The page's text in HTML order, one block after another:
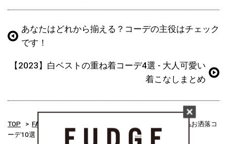
あなたはどれから揃える？コーデの主役はチェック
です！
【2023】白ベストの重ね着コーデ4選 - 大人可愛い
着こなしまとめ
TOP FASHION
[ 2023 ] ボウタイブラウスの上品お洒落コ
ーデ10選 – 春夏秋冬別の着こなしまとめ